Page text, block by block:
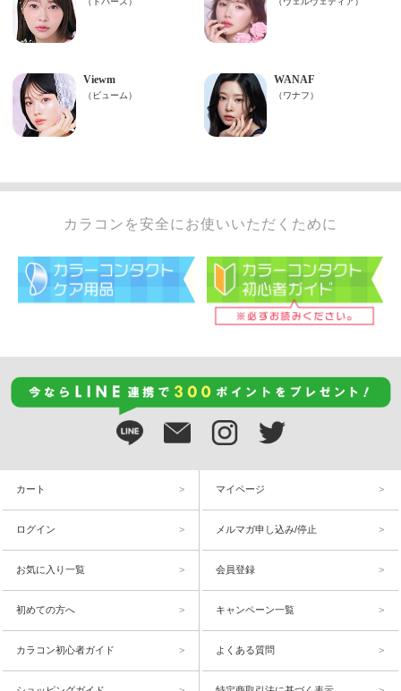
カラコンを安全にお使いいただくために
カート マイページ
ログイン メルマガ申し込み/停止
お気に入り一覧 会員登録
初めての方へ キャンペーン一覧
カラコン初心者ガイド よくある質問